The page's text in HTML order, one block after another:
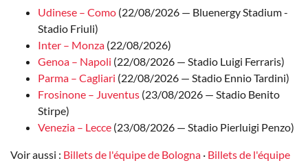
Udinese – Como (22/08/2026 — Bluenergy Stadium -
Stadio Friuli)
Inter – Monza (22/08/2026)
Genoa – Napoli (22/08/2026 — Stadio Luigi Ferraris)
Parma – Cagliari (22/08/2026 — Stadio Ennio Tardini)
Frosinone – Juventus (23/08/2026 — Stadio Benito
Stirpe)
Venezia – Lecce (23/08/2026 — Stadio Pierluigi Penzo)
Voir aussi : Billets de l'équipe de Bologna · Billets de l'équipe